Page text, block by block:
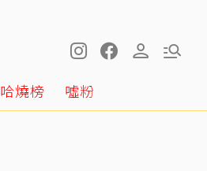
哈燒榜 噓粉